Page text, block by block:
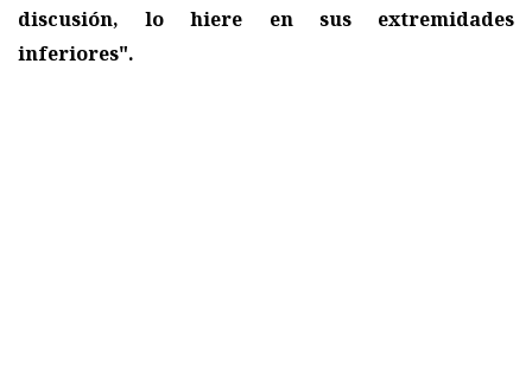
discusión, lo hiere en sus extremidades
inferiores".